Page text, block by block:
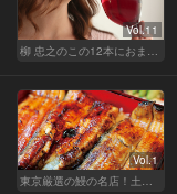
Vol.11
Vol.1